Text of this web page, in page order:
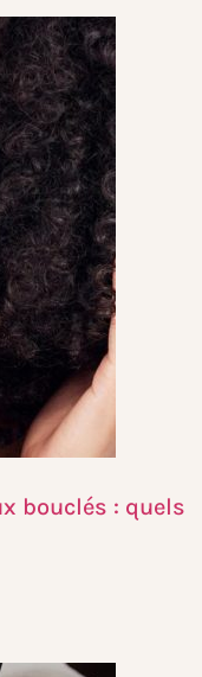
bouclés : quels